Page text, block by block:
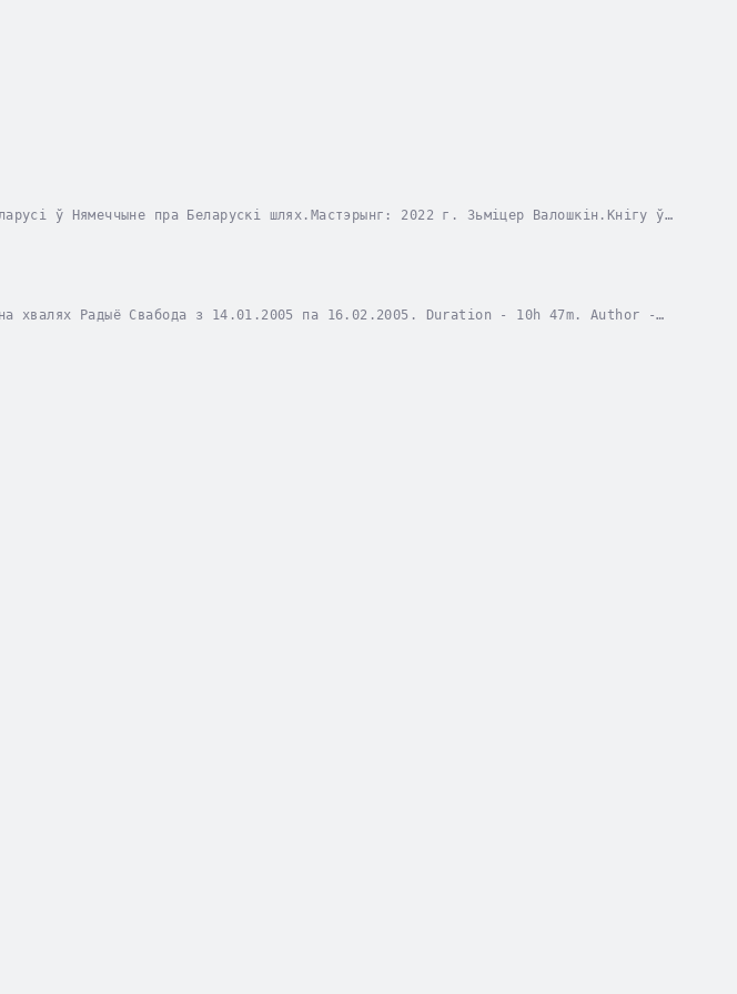
ў Нямеччыне пра Беларускі шлях.Mастэрынг: 2022 г. Зьміцер Валошкін.Кнігу ў
на хвалях Радыё Свабода з 14.01.2005 па 16.02.2005. Duration - 10h 47m. Author -